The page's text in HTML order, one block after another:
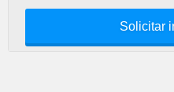
Solicitar